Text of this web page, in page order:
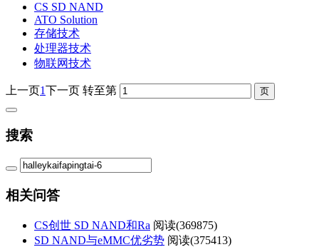
CS SD NAND
ATO Solution
存储技术
处理器技术
物联网技术
上一页1下一页 转至第
搜索
相关问答
CS创世 SD NAND和Ra 阅读(369875)
SD NAND与eMMC优劣势 阅读(375413)